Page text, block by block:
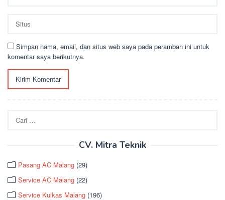
Simpan nama, email, dan situs web saya pada peramban ini untuk
komentar saya berikutnya.
untuk:
CV. Mitra Teknik
Pasang AC Malang (29)
Service AC Malang (22)
Service Kulkas Malang (196)